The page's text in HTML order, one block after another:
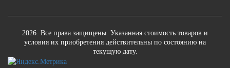
Уплотнитель
Замок верхний Любой другой из комплектующих
Замок нижний
2026. Все права защищены. Указанная стоимость товаров и
условия их приобретения действительны по состоянию на
текущую дату.